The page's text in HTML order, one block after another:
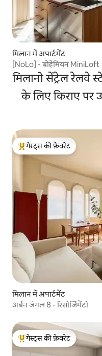
मिलान में अपार्टमेंट
[NoLo] - बोहेमियन MiniLoft
मिलानो सेंट्रेल रेलवे
के लिए किराए पर
गेस्ट्स का टॉप फ़ेवरेट
गेस्ट्स की फ़ेवरेट
मिलान में अपार्टमेंट
अर्बन जंगल 8 - रिसोर्जिमेंटो
गेस्ट्स का टॉप फ़ेवरेट
गेस्ट्स की फ़ेवरेट